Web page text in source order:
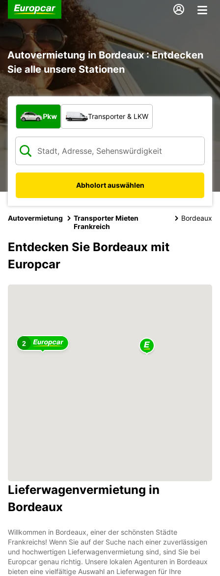
Autovermietung in Bordeaux : Entdecken
Sie alle unsere Stationen
Welche Art von Fahrzeug?
Pkw Transporter & LKW
Abholort auswählen
Autovermietung
Transporter Mieten
Frankreich
Bordeaux
Entdecken Sie Bordeaux mit
Europcar
2
Lieferwagenvermietung in
Bordeaux
Willkommen in Bordeaux, einer der schönsten Städte
Frankreichs! Wenn Sie auf der Suche nach einer zuverlässigen
und hochwertigen Lieferwagenvermietung sind, sind Sie bei
Europcar genau richtig. Unsere lokalen Agenturen in Bordeaux
bieten eine vielfältige Auswahl an Lieferwagen für Ihre